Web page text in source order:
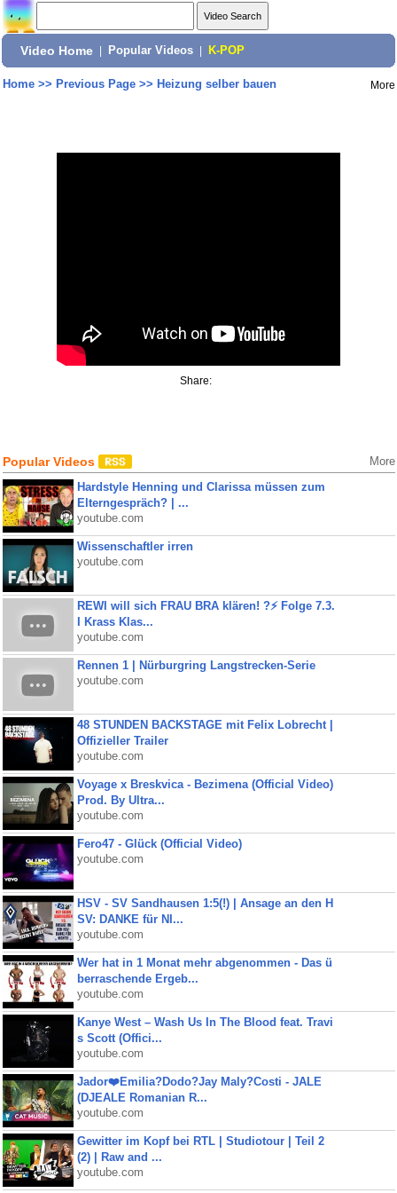
Video Home Popular Videos K-POP
Home>> Previous Page>> Heizung selber bauen More
Share:
Popular Videos More
Hardstyle Henning und Clarissa müssen zum
Elterngespräch? | ...
youtube.com
Wissenschaftler irren
youtube.com
REWI will sich FRAU BRA klären! ?⚡️ Folge 7.3.
I Krass Klas...
youtube.com
Rennen 1 | Nürburgring Langstrecken-Serie
youtube.com
48 STUNDEN BACKSTAGE mit Felix Lobrecht |
Offizieller Trailer
youtube.com
Voyage x Breskvica - Bezimena (Official Video)
Prod. By Ultra...
youtube.com
Fero47 - Glück (Official Video)
youtube.com
HSV - SV Sandhausen 1:5(!) | Ansage an den H
SV: DANKE für NI...
youtube.com
Wer hat in 1 Monat mehr abgenommen - Das ü
berraschende Ergeb...
youtube.com
Kanye West – Wash Us In The Blood feat. Travi
s Scott (Offici...
youtube.com
Jador❤️Emilia?Dodo?Jay Maly?Costi - JALE
(DJEALE Romanian R...
youtube.com
Gewitter im Kopf bei RTL | Studiotour | Teil 2
(2) | Raw and ...
youtube.com